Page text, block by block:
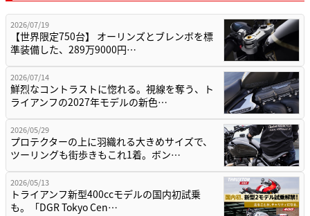
2026/07/19
【世界限定750台】 オーリンズとブレンボを標
準装備した、289万9000円…
2026/07/14
鮮烈なコントラストに惚れる。視線を奪う、ト
ライアンフの2027年モデルの新色…
2026/05/29
プロテクターの上に羽織れる大きめサイズで、
ツーリングも街歩きもこれ1着。ボン…
2026/05/13
トライアンフ新型400ccモデルの国内初試乗
も。「DGR Tokyo Cen…